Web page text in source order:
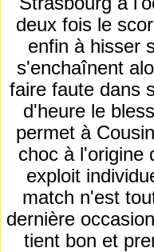
deux fois le
enfin à hisser
s'enchaînent
faire faute dans
d'heure le
permet à
choc à l'origine
exploit
match n'est
dernière
tient bon et